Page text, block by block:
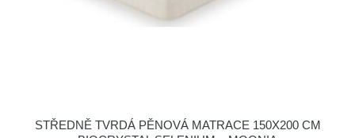
STŘEDNĚ TVRDÁ PĚNOVÁ MATRACE 150X200 CM